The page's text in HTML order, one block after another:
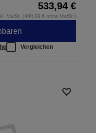
533,94 €
MwSt. (448,69 € ohne MwSt.)
Vergleichen